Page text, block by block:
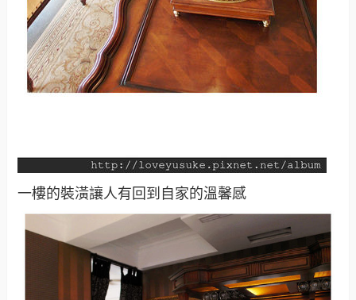
一樓的裝潢讓人有回到自家的溫馨感